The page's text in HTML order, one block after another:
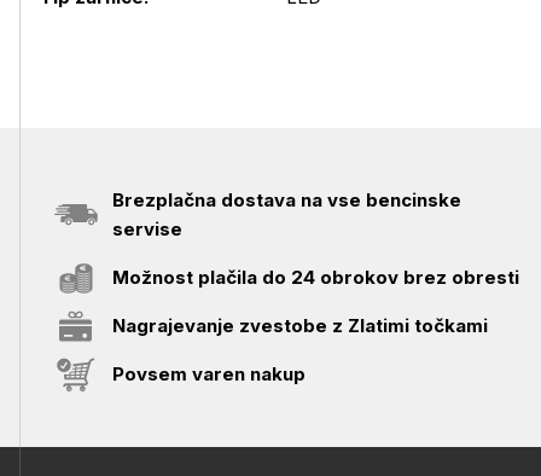
Brezplačna dostava na vse bencinske
servise
Možnost plačila do 24 obrokov brez obresti
Nagrajevanje zvestobe z Zlatimi točkami
Povsem varen nakup